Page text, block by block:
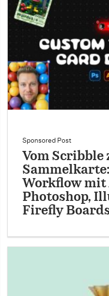
Sponsored Post
Vom Scribble
Workflow mit
Photoshop,
Firefly